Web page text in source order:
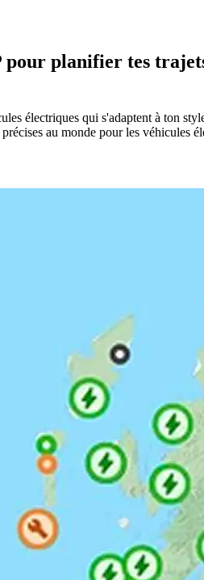
planifier tes
électriques qui s'adaptent à ton
au monde pour les véhicules